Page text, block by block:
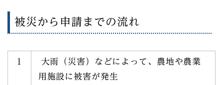
被災から申請までの流れ
１
大雨（災害）などによって、農地や農業
用施設に被害が発生